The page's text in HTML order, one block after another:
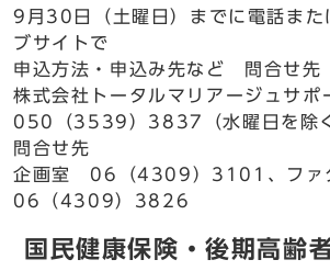
9月30日（土曜日）までに電話また
ブサイトで
申込方法・申込み先など 問合せ先
株式会社トータルマリアージュサ
050（3539）3837（水曜日を除
問合せ先
企画室 06（4309）3101、ファ
06（4309）3826
国民健康保険・後期高齢